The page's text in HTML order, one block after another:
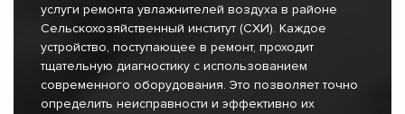
услуги ремонта увлажнителей воздуха в районе
Сельскохозяйственный институт (СХИ). Каждое
устройство, поступающее в ремонт, проходит
тщательную диагностику с использованием
современного оборудования. Это позволяет точно
определить неисправности и эффективно их